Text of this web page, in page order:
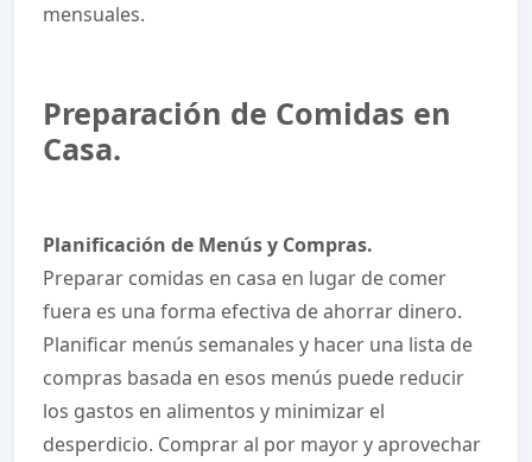
mensuales.
Preparación de Comidas en
Casa.
Planificación de Menús y Compras.
Preparar comidas en casa en lugar de comer
fuera es una forma efectiva de ahorrar dinero.
Planificar menús semanales y hacer una lista de
compras basada en esos menús puede reducir
los gastos en alimentos y minimizar el
desperdicio. Comprar al por mayor y aprovechar